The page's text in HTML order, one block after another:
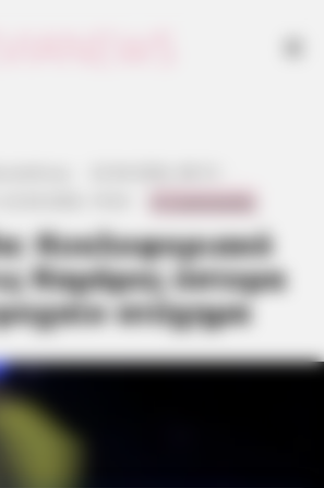
Κυκλοφοριακό
Καμάρες ύστερα
ατύχημα